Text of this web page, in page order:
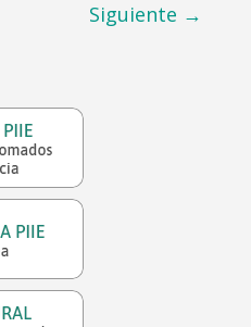
Siguiente →